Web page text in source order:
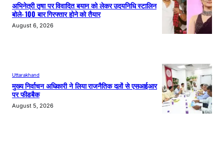
अभिनेत्री तृषा पर विवादित बयान को लेकर उदयनिधि स्टालिन
बोले- 100 बार गिरफ्तार होने को तैयार
August 6, 2026
Uttarakhand
मुख्य निर्वाचन अधिकारी ने लिया राजनैतिक दलों से एसआईआर
पर फीडबैक
August 5, 2026